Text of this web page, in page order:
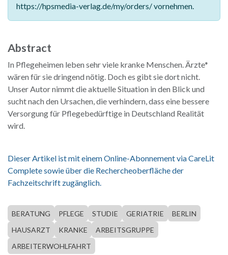
https://hpsmedia-verlag.de/my/orders/ vornehmen.
Abstract
In Pflegeheimen leben sehr viele kranke Menschen. Ärzte*
wären für sie dringend nötig. Doch es gibt sie dort nicht.
Unser Autor nimmt die aktuelle Situation in den Blick und
sucht nach den Ursachen, die verhindern, dass eine bessere
Versorgung für Pflegebedürftige in Deutschland Realität
wird.
Dieser Artikel ist mit einem Online-Abonnement via CareLit
Complete sowie über die Rechercheoberfläche der
Fachzeitschrift zugänglich.
BERATUNG PFLEGE STUDIE GERIATRIE
BERLIN
HAUSARZT
KRANKE
ARBEITSGRUPPE
ARBEITERWOHLFAHRT